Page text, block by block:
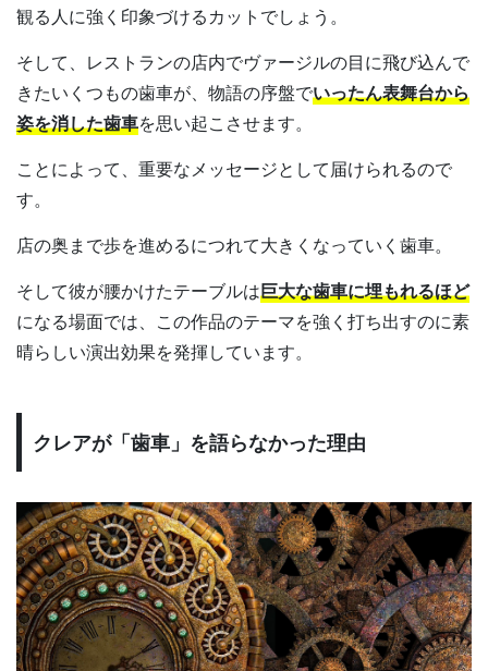
観る人に強く印象づけるカットでしょう。
そして、レストランの店内でヴァージルの目に飛び込んで
きたいくつもの歯車が、物語の序盤でいったん表舞台から
姿を消した歯車を思い起こさせます。
ことによって、重要なメッセージとして届けられるので
す。
店の奥まで歩を進めるにつれて大きくなっていく歯車。
そして彼が腰かけたテーブルは巨大な歯車に埋もれるほど
になる場面では、この作品のテーマを強く打ち出すのに素
晴らしい演出効果を発揮しています。
クレアが「歯車」を語らなかった理由